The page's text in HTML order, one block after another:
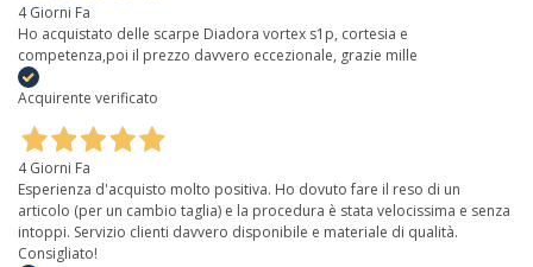
4 Giorni Fa
Ho acquistato delle scarpe Diadora vortex s1p, cortesia e
competenza,poi il prezzo davvero eccezionale, grazie mille
Acquirente verificato
4 Giorni Fa
Esperienza d'acquisto molto positiva. Ho dovuto fare il reso di un
articolo (per un cambio taglia) e la procedura è stata velocissima e senza
intoppi. Servizio clienti davvero disponibile e materiale di qualità.
Consigliato!